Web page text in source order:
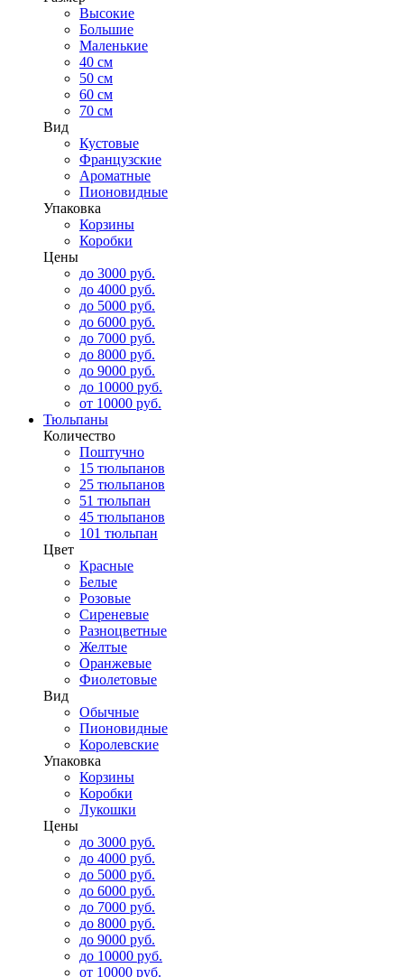
Высокие
Большие
Маленькие
40 см
50 см
60 см
70 см
Вид
Кустовые
Французские
Ароматные
Пионовидные
Упаковка
Корзины
Коробки
Цены
до 3000 руб.
до 4000 руб.
до 5000 руб.
до 6000 руб.
до 7000 руб.
до 8000 руб.
до 9000 руб.
до 10000 руб.
от 10000 руб.
Тюльпаны
Количество
Поштучно
15 тюльпанов
25 тюльпанов
51 тюльпан
45 тюльпанов
101 тюльпан
Цвет
Красные
Белые
Розовые
Сиреневые
Разноцветные
Желтые
Оранжевые
Фиолетовые
Вид
Обычные
Пионовидные
Королевские
Упаковка
Корзины
Коробки
Лукошки
Цены
до 3000 руб.
до 4000 руб.
до 5000 руб.
до 6000 руб.
до 7000 руб.
до 8000 руб.
до 9000 руб.
до 10000 руб.
от 10000 руб.